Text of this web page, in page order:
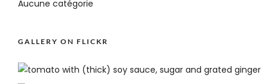
Aucune catégorie
GALLERY ON FLICKR